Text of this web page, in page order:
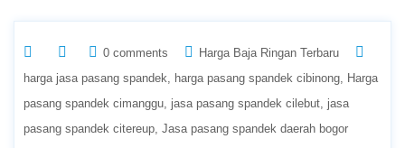
0 comments
Harga Baja Ringan Terbaru
harga jasa pasang spandek
harga pasang spandek cibinong
Harga
pasang spandek cimanggu jasa pasang spandek cilebut jasa
pasang spandek citereup Jasa pasang spandek daerah bogor